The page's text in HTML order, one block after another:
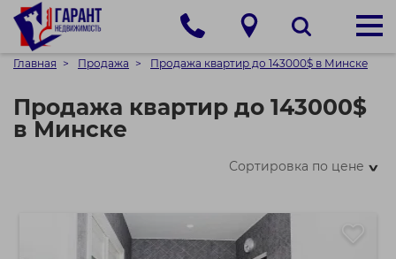
Главная Продажа Продажа квартир до 143000$ в Минске
Продажа квартир до 143000$
в Минске
Сортировка по цене>